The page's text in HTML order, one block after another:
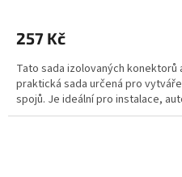
257 Kč
Tato sada izolovaných
praktická sada určená pro
spojů. Je ideální pro instalace,